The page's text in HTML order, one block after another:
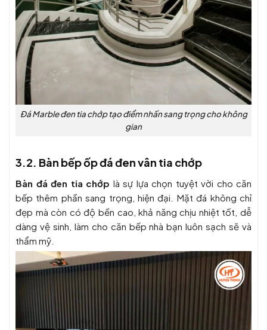
Đá Marble đen tia chớp tạo điểm nhấn sang trọng cho không
gian
3.2. Bàn bếp ốp đá đen vân tia chớp
Bàn đá đen tia chớp là sự lựa chọn tuyệt vời cho căn
bếp thêm phần sang trọng, hiện đại. Mặt đá không chỉ
đẹp mà còn có độ bền cao, khả năng chịu nhiệt tốt, dễ
dàng vệ sinh, làm cho căn bếp nhà bạn luôn sạch sẽ và
thẩm mỹ.